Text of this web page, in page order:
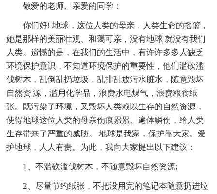
敬爱的老师、亲爱的同学：
你们好! 地球，这位人类的母亲，人类生命的摇篮，
她是那样的美丽壮观、和蔼可亲，没有地球 就没有我们
人类。遗憾的是，在我们的生活中，有许许多多人缺乏
环境保护意识，不知道环境保护的重要性，他们滥砍滥
伐树木，乱倒乱扔垃圾，乱排乱放污水脏水，随意毁坏
自然资 源，滥用化学品，浪费水电煤气，浪费粮食纸
张。既污染了环境，又毁坏人类赖以生存的自然资源，
使得地球这位人类的母亲伤痕累累、遍体鳞伤，给人类
生存带来了严重的威胁。 地球是我家，保护靠大家。爱
护地球，人人有责。为此，我向大家提出以下建议：
1、不滥砍滥伐树木，不随意毁坏自然资源;
2、尽量节约纸张，不把没用完的笔记本随意扔进垃